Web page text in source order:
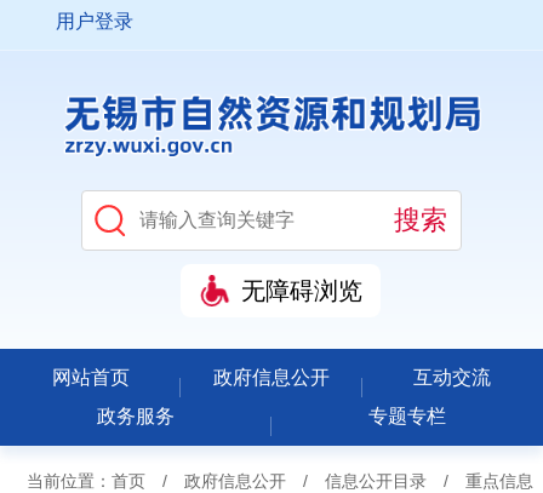
用户登录
无障碍浏览
网站首页 政府信息公开
互动交流
政务服务
专题专栏
当前位置： 首页 / 政府信息公开 / 信息公开目录 /
重点信息